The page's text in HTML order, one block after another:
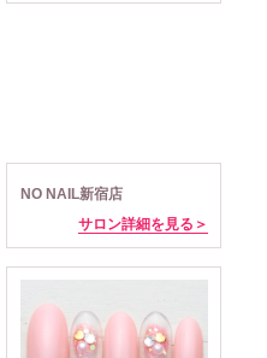
NO NAIL新宿店
サロン詳細を見る＞